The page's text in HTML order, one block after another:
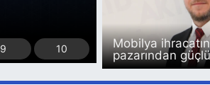
9 10
Mobilya
pazarından